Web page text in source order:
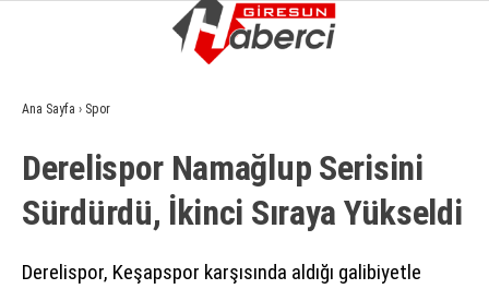
GÜNDEM
EKONOMI
SIYASET
Ana Sayfa › Spor
Derelispor Namağlup Serisini
Sürdürdü, İkinci Sıraya Yükseldi
Derelispor, Keşapspor karşısında aldığı galibiyetle